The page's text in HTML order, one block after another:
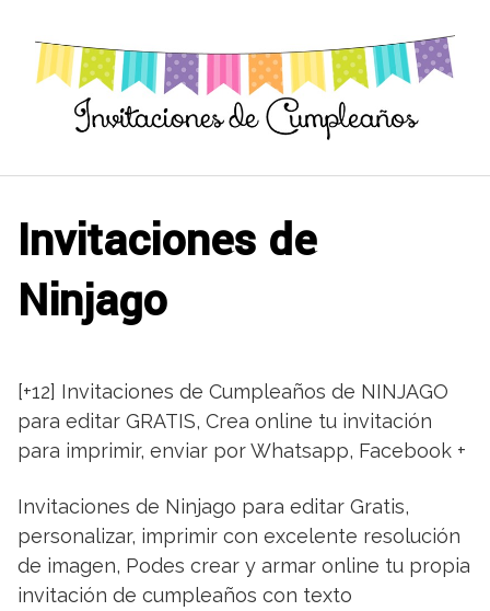
contenido
Invitaciones de
Ninjago
[+12] Invitaciones de Cumpleaños de NINJAGO
para editar GRATIS, Crea online tu invitación
para imprimir, enviar por Whatsapp, Facebook +
Invitaciones de Ninjago para editar Gratis,
personalizar, imprimir con excelente resolución
de imagen, Podes crear y armar online tu propia
invitación de cumpleaños con texto